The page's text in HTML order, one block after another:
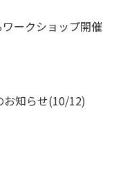
ワークショップ開催
お知らせ(10/12)